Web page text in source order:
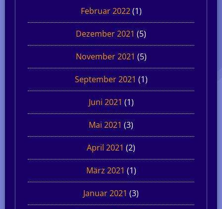
Februar 2022(1)
Dezember 2021 (5)
November 2021 (5)
September 2021 (1)
Juni 2021 (1)
Mai 2021 (3)
April 2021 (2)
März 2021 (1)
Januar 2021 (3)